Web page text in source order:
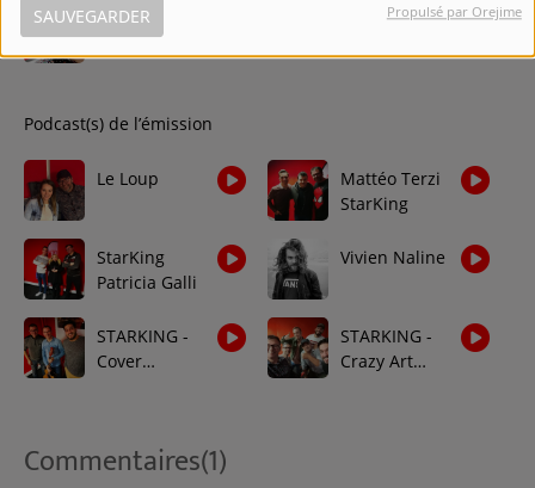
SAUVEGARDER Propulsé par Orejime
GIL 16:00-19:00
Podcast(s) de l’émission
Le Loup
Mattéo Terzi
StarKing
StarKing
Patricia Galli
Vivien Naline
STARKING -
Cover
STARKING -
Crazy Art
Commentaires(1)